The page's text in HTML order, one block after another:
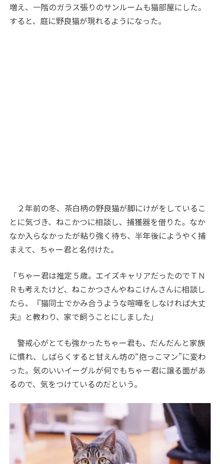
増え、一階のガラス張りのサンルームも猫部屋にした。
すると、庭に野良猫が現れるようになった。
２年前の冬、茶白柄の野良猫が脚にけがをしているこ
とに気づき、ねこかつに相談し、捕獲器を借りた。なか
なか入らなかったが粘り強く待ち、半年後にようやく捕
まえて、ちゃー君と名付けた。
「ちゃー君は推定５歳。エイズキャリアだったのでＴＮ
Ｒも考えたけど、ねこかつさんやねこけんさんに相談し
たら、『猫同士でかみ合うような喧嘩をしなければ大丈
夫』と教わり、家で飼うことにしました」
警戒心がとても強かったちゃー君も、だんだんと家族
に慣れ、しばらくすると甘えん坊の“抱っこマン”に変わ
った。気のいいイーグルが何でもちゃー君に譲る面があ
るので、気をつけているのだという。